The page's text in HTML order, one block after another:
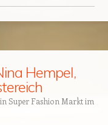
Hempel,
in Super Fashion Markt im